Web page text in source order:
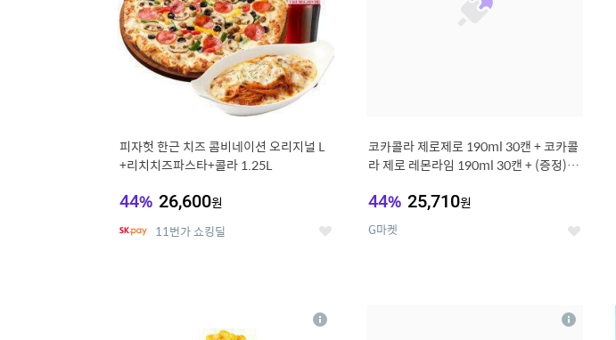
피자헛 한근 치즈 콤비네이션 오리지널 L
+리치치즈파스타+콜라 1.25L
44% 26,600원
11번가 쇼킹딜 좋
코카콜라 제로제로 190ml 30캔 + 코카콜
라 제로 레몬라임 190ml 30캔 + (증정) 콜
44% 25,710원
G마켓 좋
상 상